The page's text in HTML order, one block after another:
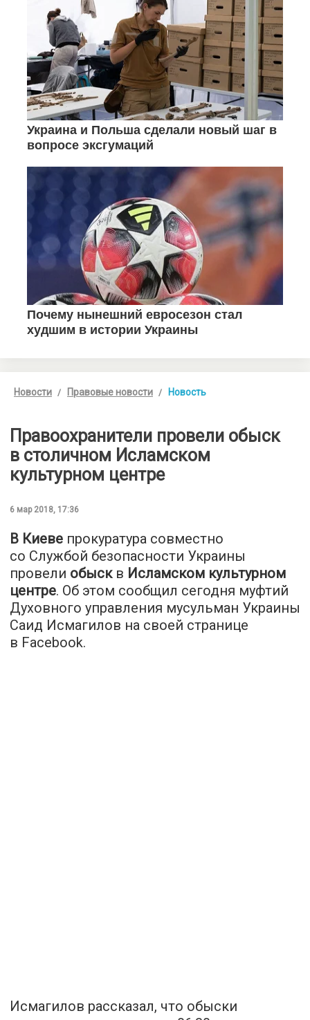
Новости Правовые новости Новость
Правоохранители провели обыск
в столичном Исламском
культурном центре
6 мар 2018, 17:36
В Киеве прокуратура совместно
со Службой безопасности Украины
провели обыскв Исламском культурном
центре. Об этом сообщил сегодня муфтий
Духовного управления мусульман Украины
Саид Исмагилов на своей странице
в Facebook.
Исмагилов рассказал, что обыски